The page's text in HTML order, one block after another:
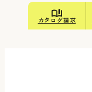
カタログ請求